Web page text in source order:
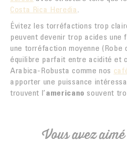
Costa Rica Heredia
Évitez les torréfactions trop
peuvent devenir trop acides une
une torréfaction moyenne (Robe
équilibre parfait entre acidité et
Arabica-Robusta comme nos
apporter une puissance
trouvent l’americano souvent
Vous avez